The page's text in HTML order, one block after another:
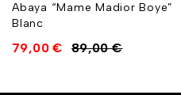
Abaya “Mame Madior Boye”
Blanc
89,00€
79,00€